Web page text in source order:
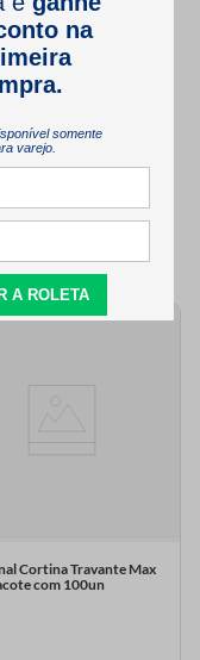
VIU..
Cortina Travante Max
com 100un